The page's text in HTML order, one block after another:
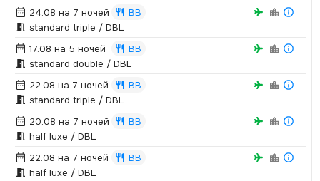
24.08 на 7 ночей
BB
standard triple / DBL
17.08 на 5 ночей
BB
standard double / DBL
22.08 на 7 ночей
BB
standard triple / DBL
20.08 на 7 ночей
BB
half luxe / DBL
22.08 на 7 ночей
BB
half luxe / DBL